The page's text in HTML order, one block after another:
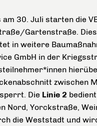
am 30. Juli starten die
Gartenstraße.
in weitere
GmbH in der
zwischen
Die Linie 2
Nord, Yorckstraße,
die Weststadt und